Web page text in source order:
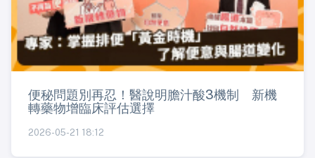
便秘問題別再忍！醫說明膽汁酸3機制 新機
轉藥物增臨床評估選擇
2026-05-21 18:12